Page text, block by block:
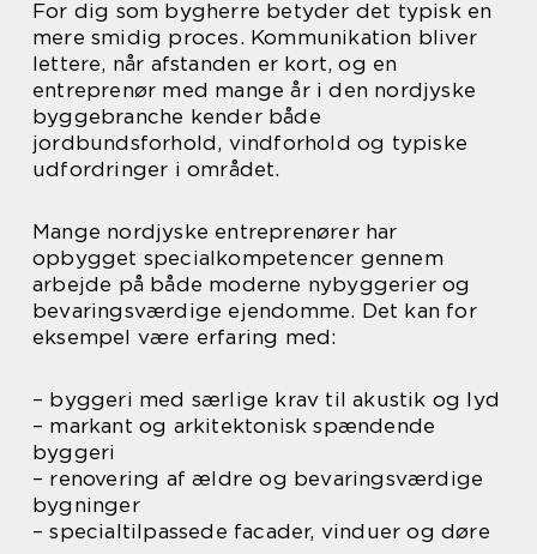
For dig som bygherre betyder det typisk en
mere smidig proces. Kommunikation bliver
lettere, når afstanden er kort, og en
entreprenør med mange år i den nordjyske
byggebranche kender både
jordbundsforhold, vindforhold og typiske
udfordringer i området.
Mange nordjyske entreprenører har
opbygget specialkompetencer gennem
arbejde på både moderne nybyggerier og
bevaringsværdige ejendomme. Det kan for
eksempel være erfaring med:
– byggeri med særlige krav til akustik og lyd
– markant og arkitektonisk spændende
byggeri
– renovering af ældre og bevaringsværdige
bygninger
– specialtilpassede facader, vinduer og døre